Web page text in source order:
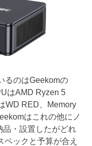
るのはGeekomの
はAMD Ryzen 5
WD RED、Memory
はこれの他にノ
品・設置したがどれ
ペックと予算が合え